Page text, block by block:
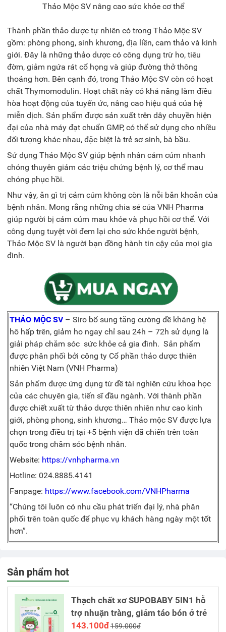
Thảo Mộc SV nâng cao sức khỏe cơ thể
Thành phần thảo dược tự nhiên có trong Thảo Mộc SV
gồm: phòng phong, sinh khương, địa liền, cam thảo và kinh
giới. Đây là những thảo dược có công dụng trừ ho, tiêu
đờm, giảm ngứa rát cổ họng và giúp đường thở thông
thoáng hơn. Bên cạnh đó, trong Thảo Mộc SV còn có hoạt
chất Thymomodulin. Hoạt chất này có khả năng làm điều
hòa hoạt động của tuyến ức, nâng cao hiệu quả của hệ
miễn dịch. Sản phẩm được sản xuất trên dây chuyền hiện
đại của nhà máy đạt chuẩn GMP, có thể sử dụng cho nhiều
đối tượng khác nhau, đặc biệt là trẻ sơ sinh, bà bầu.
Sử dụng Thảo Mộc SV giúp bệnh nhân cảm cúm nhanh
chóng thuyên giảm các triệu chứng bệnh lý, cơ thể mau
chóng phục hồi.
Như vậy, ăn gì trị cảm cúm không còn là nỗi băn khoăn của
bệnh nhân. Mong rằng những chia sẻ của VNH Pharma
giúp người bị cảm cúm mau khỏe và phục hồi cơ thể. Với
công dụng tuyệt vời đem lại cho sức khỏe người bệnh,
Thảo Mộc SV là người bạn đồng hành tin cậy của mọi gia
đình.
THẢO MỘC SV– Siro bổ sung tăng cường đề kháng hệ
hô hấp trên, giảm ho ngay chỉ sau 24h – 72h sử dụng là
giải pháp chăm sóc sức khỏe cả gia đình. Sản phẩm
được phân phối bởi công ty Cổ phần thảo dược thiên
nhiên Việt Nam (VNH Pharma)
Sản phẩm được ứng dụng từ đề tài nghiên cứu khoa học
của các chuyên gia, tiến sĩ đầu ngành. Với thành phần
được chiết xuất từ thảo dược thiên nhiên như cao kinh
giới, phòng phong, sinh khương… Thảo mộc SV được lựa
chọn trong điều trị tại +5 bệnh viện dã chiến trên toàn
quốc trong chăm sóc bệnh nhân.
Website: https://vnhpharma.vn
Hotline: 024.8885.4141
Fanpage: https://www.facebook.com/VNHPharma
“Chúng tôi luôn có nhu cầu phát triển đại lý, nhà phân
phối trên toàn quốc để phục vụ khách hàng ngày một tốt
hơn”.
Sản phẩm hot
Thạch chất xơ SUPOBABY 5IN1 hỗ
trợ nhuận tràng, giảm táo bón ở trẻ
143.100đ159.000đ